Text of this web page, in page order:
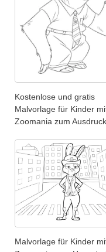
Kostenlose und gratis
Malvorlage für Kinder
Zoomania zum
Malvorlage für Kinder